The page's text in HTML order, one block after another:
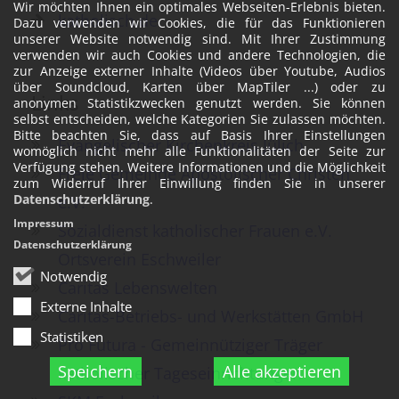
Wir möchten Ihnen ein optimales Webseiten-Erlebnis bieten.
Dazu verwenden wir Cookies, die für das Funktionieren
unserer Website notwendig sind. Mit Ihrer Zustimmung
verwenden wir auch Cookies und andere Technologien, die
zur Anzeige externer Inhalte (Videos über Youtube, Audios
über Soundcloud, Karten über MapTiler ...) oder zu
anonymen Statistikzwecken genutzt werden. Sie können
selbst entscheiden, welche Kategorien Sie zulassen möchten.
Bitte beachten Sie, dass auf Basis Ihrer Einstellungen
womöglich nicht mehr alle Funktionalitäten der Seite zur
Verfügung stehen. Weitere Informationen und die Möglichkeit
zum Widerruf Ihrer Einwillung finden Sie in unserer
Datenschutzerklärung.
Notwendig
Externe Inhalte
Statistiken
Speichern Alle akzeptieren
Impressum
Datenschutzerklärung
katholisch.de
Links
Evangelischer Kirchenkreis Jülich
Freie Gemeinde Apostolischer Christen
e.V.
Sozialdienst katholischer Frauen e.V.
Caritas Lebenswelten
Caritas-Betriebs- und Werkstätten GmbH
Pro Futura - Gemeinnütziger Träger
katholischer Tageseinrichtungen